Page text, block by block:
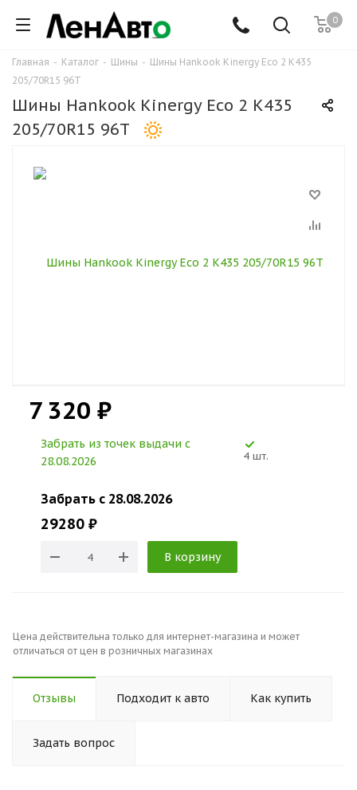
0
Главная - Каталог - Шины - Шины Hankook Kinergy Eco 2 K435
205/70R15 96T
Шины Hankook Kinergy Eco 2 K435
205/70R15 96T
7 320 ₽
Забрать из точек выдачи c
28.08.2026
4 шт.
Забрать c 28.08.2026
29280 ₽
В корзину
Цена действительна только для интернет-магазина и может
отличаться от цен в розничных магазинах
Отзывы Подходит к авто Как купить
Задать вопрос